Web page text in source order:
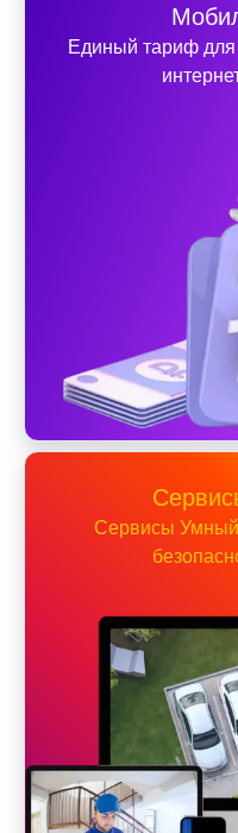
Единый тариф
Сервисы